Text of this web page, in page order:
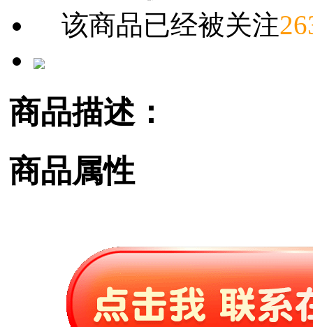
该商品已经被关注
商品描述：
商品属性